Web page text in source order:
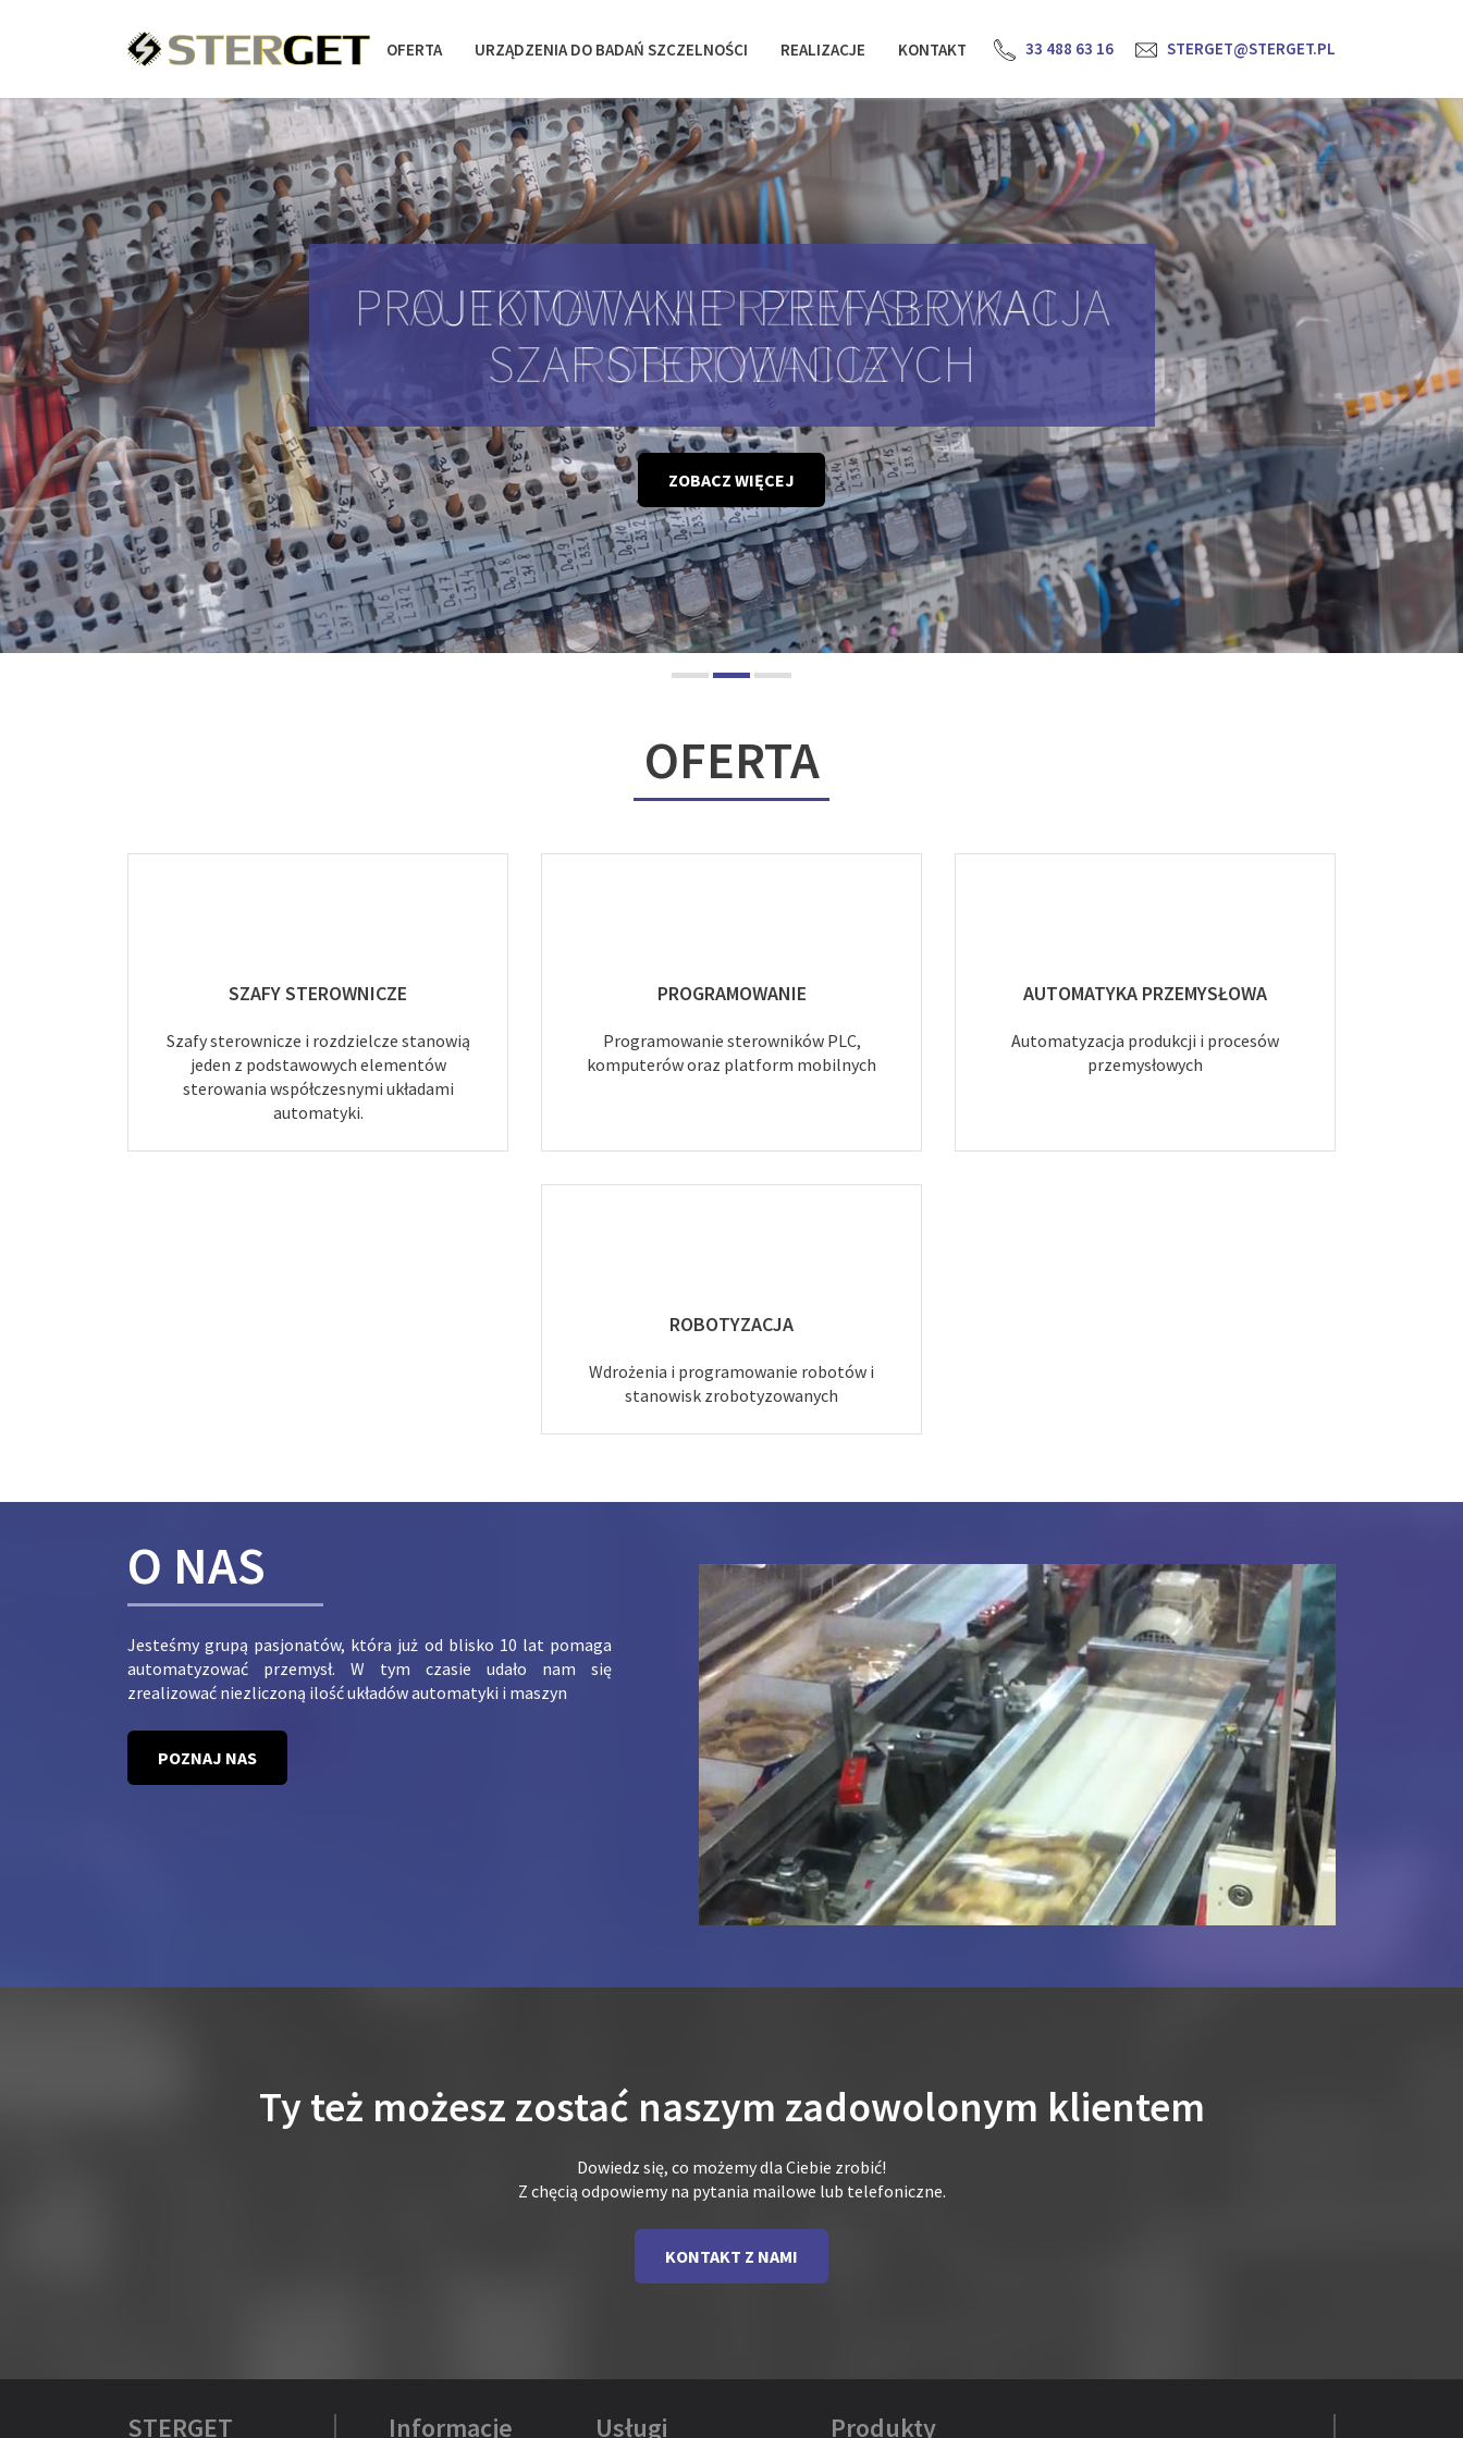
OFERTA URZĄDZENIA DO BADAŃ SZCZELNOŚCI REALIZACJE KONTAKT 33 488 63 16 STERGET@STERGET.PL
PROJEKTOWANIE I PREFABRYKACJA
SZAF STEROWNICZYCH
ZOBACZ WIĘCEJ
OFERTA
SZAFY STEROWNICZE
Szafy sterownicze i rozdzielcze stanowią
jeden z podstawowych elementów
sterowania współczesnymi układami
automatyki.
PROGRAMOWANIE
Programowanie sterowników PLC,
komputerów oraz platform mobilnych
AUTOMATYKA PRZEMYSŁOWA
Automatyzacja produkcji i procesów
przemysłowych
ROBOTYZACJA
Wdrożenia i programowanie robotów i
stanowisk zrobotyzowanych
O NAS
Jesteśmy grupą pasjonatów, która już od blisko 10 lat pomaga
automatyzować przemysł. W tym czasie udało nam się
zrealizować niezliczoną ilość układów automatyki i maszyn
POZNAJ NAS
Ty też możesz zostać naszym zadowolonym klientem
Dowiedz się, co możemy dla Ciebie zrobić!
Z chęcią odpowiemy na pytania mailowe lub telefoniczne.
KONTAKT Z NAMI
STERGET Informacje Usługi Produkty